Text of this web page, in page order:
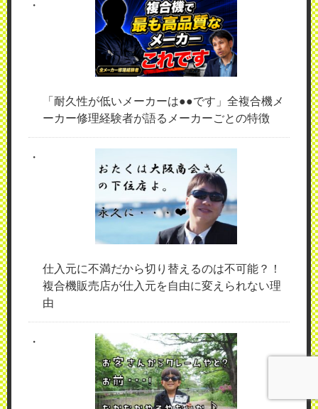
「耐久性が低いメーカーは●●です」全複合機メ
ーカー修理経験者が語るメーカーごとの特徴
仕入元に不満だから切り替えるのは不可能？！
複合機販売店が仕入元を自由に変えられない理
由